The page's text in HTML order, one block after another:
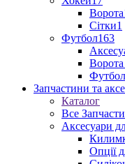
Ворота
Сітки1
Футбол163
Ворота
Запчастини та
Каталог
Все
Аксесуари
Опції